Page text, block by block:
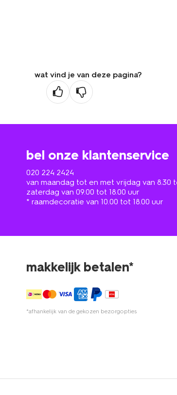
wat vind je van deze pagina?
bel onze klantenservice
020 224 2424
van maandag tot en met vrijdag van 8.30
zaterdag van 09.00 tot 18.00 uur
* raamdecoratie van 10.00 tot 18.00 uur
makkelijk betalen*
*afhankelijk van de gekozen bezorgopties